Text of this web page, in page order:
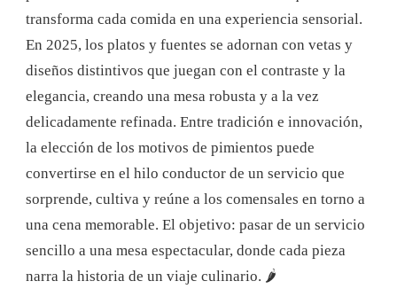
ORIGINALIDAD
TU
MESA
transforma cada comida en una experiencia sensorial.
En 2025, los platos y fuentes se adornan con vetas y
diseños distintivos que juegan con el contraste y la
elegancia, creando una mesa robusta y a la vez
delicadamente refinada. Entre tradición e innovación,
la elección de los motivos de pimientos puede
convertirse en el hilo conductor de un servicio que
sorprende, cultiva y reúne a los comensales en torno a
una cena memorable. El objetivo: pasar de un servicio
sencillo a una mesa espectacular, donde cada pieza
narra la historia de un viaje culinario. 🌶️